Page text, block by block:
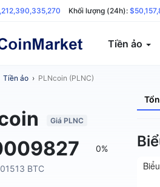
Khối lượng (24h):
Tiền ảo
Tiền ảo › PLNcoin (PLNC)
Giá PLNC
0%
BTC